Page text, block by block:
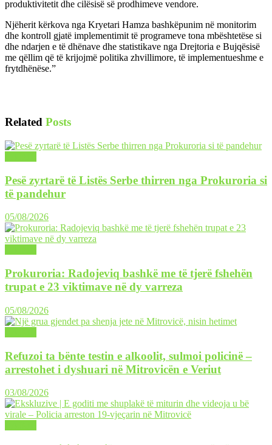
produktivitetit dhe cilësisë së prodhimeve vendore.
Njëherit kërkova nga Kryetari Hamza bashkëpunim në monitorim
dhe kontroll gjatë implementimit të programeve tona mbështetëse si
dhe ndarjen e të dhënave dhe statistikave nga Drejtoria e Bujqësisë
me qëllim që të krijojmë politika zhvillimore, të implementueshme e
frytdhënëse.”
Related Posts
Pesë zyrtarë të Listës Serbe thirren nga Prokuroria si
të pandehur
05/08/2026
Prokuroria: Radojeviq bashkë me të tjerë fshehën
trupat e 23 viktimave në dy varreza
05/08/2026
Refuzoi ta bënte testin e alkoolit, sulmoi policinë –
arrestohet i dyshuari në Mitrovicën e Veriut
03/08/2026